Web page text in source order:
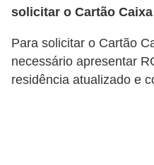
solicitar o Cartão
Para solicitar o Cartão
necessário apresentar
residência atualizado e
t
o
I
m